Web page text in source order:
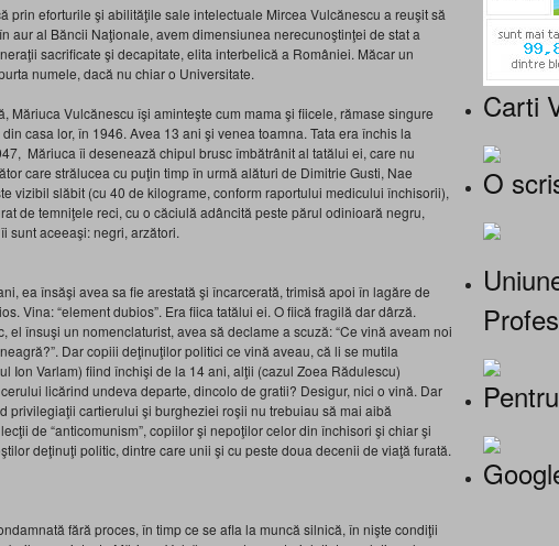
prin eforturile şi abilităţile sale intelectuale Mircea Vulcănescu a reuşit să
aur al Băncii Naţionale, avem dimensiunea nerecunoştinţei de stat a
sacrificate şi decapitate, elita interbelică a României. Măcar un
numele, dacă nu chiar o Universitate.
Măriuca Vulcănescu îşi aminteşte cum mama şi fiicele, rămase singure
casa lor, în 1946. Avea 13 ani şi venea toamna. Tata era închis la
Măriuca îi desenează chipul brusc îmbătrânit al tatălui ei, care nu
care strălucea cu puţin timp în urmă alături de Dimitrie Gusti, Nae
vizibil slăbit (cu 40 de kilograme, conform raportului medicului închisorii),
de temniţele reci, cu o căciulă adâncită peste părul odinioară negru,
sunt aceeaşi: negri, arzători.
ea însăşi avea sa fie arestată şi încarcerată, trimisă apoi în lagăre de
Vina: “element dubios”. Era fiica tatălui ei. O fiică fragilă dar dârză.
el însuşi un nomenclaturist, avea să declame a scuză: “Ce vină aveam noi
Dar copiii deţinuţilor politici ce vină aveau, că li se mutila
Ion Varlam) fiind închişi de la 14 ani, alţii (cazul Zoea Rădulescu)
licărind undeva departe, dincolo de gratii? Desigur, nici o vină. Dar
privilegiaţii cartierului şi burgheziei roşii nu trebuiau să mai aibă
de “anticomunism”, copiilor şi nepoţilor celor din închisori şi chiar şi
deţinuţi politic, dintre care unii şi cu peste doua decenii de viaţă furată.
fără proces, în timp ce se afla la muncă silnică, în nişte condiţii
Carti
O